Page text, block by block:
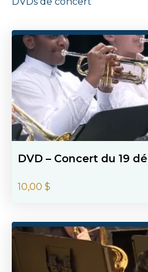
DVD – Concert du 19
$
10,00